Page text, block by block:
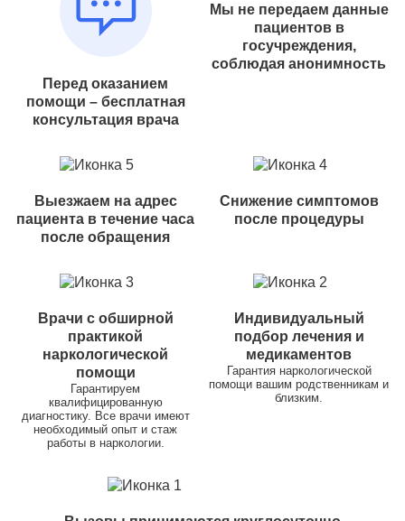
Перед оказанием
помощи – бесплатная
консультация врача
Мы не передаем данные
пациентов в
госучреждения,
соблюдая анонимность
Выезжаем на адрес
пациента в течение часа
после обращения
Снижение симптомов
после процедуры
Врачи с обширной
практикой
наркологической
помощи
Гарантируем
квалифицированную
диагностику. Все врачи имеют
необходимый опыт и стаж
работы в наркологии.
Индивидуальный
подбор лечения и
медикаментов
Гарантия наркологической
помощи вашим родственникам и
близким.